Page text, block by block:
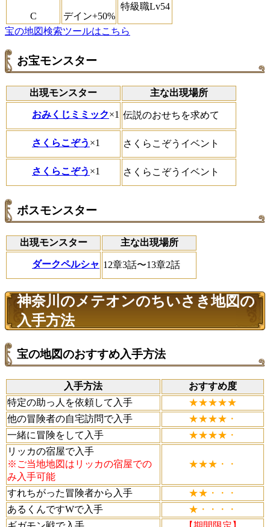
C デイン+50%
特級職Lv54
宝の地図検索ツールはこちら
お宝モンスター
出現モンスター 主な出現場所
おみくじミミック×1 伝説のおせちを求めて
さくらこぞう ×1 さくらこぞうイベント
さくらこぞう ×1 さくらこぞうイベント
ボスモンスター
出現モンスター 主な出現場所
ダークペルシャ 12章3話〜13章2話
神奈川のメテオンのちいさき地図の
入手方法
宝の地図のおすすめ入手方法
入手方法
おすすめ度
特定の助っ人を依頼して入手
★★★★★
他の冒険者の自宅訪問で入手
★★★★・
一緒に冒険をして入手
★★★★・
リッカの宿屋で入手
※ご当地地図はリッカの宿屋での
み入手可能
★★★・・
すれちがった冒険者から入手
★★・・・
あるくんですWで入手
★・・・・